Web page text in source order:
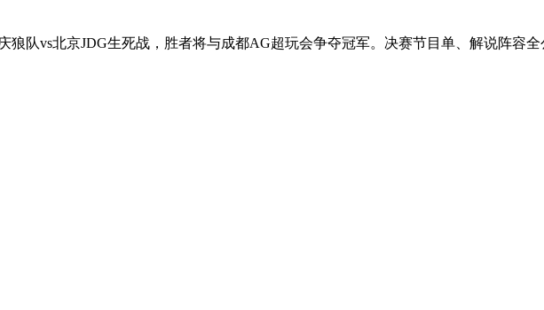
狼队vs北京JDG生死战，胜者将与成都AG超玩会争夺冠军。决赛节目单、解说阵容